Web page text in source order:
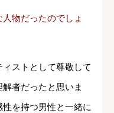
物だったのでしょ
ストとして尊敬して
者だったと思いま
を持つ男性と一緒に